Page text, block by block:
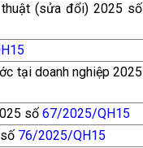
(sửa đổi) 2025 số
tại doanh nghiệp 2025
số 67/2025/QH15
76/2025/QH15